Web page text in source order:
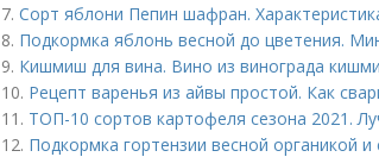
7. Сорт яблони Пепин шафран.
8. Подкормка яблонь весной до цветения.
9. Кишмиш для вина. Вино из винограда
10. Рецепт варенья из айвы простой. Как
11. ТОП-10 сортов картофеля сезона 2021.
12. Подкормка гортензии весной органикой